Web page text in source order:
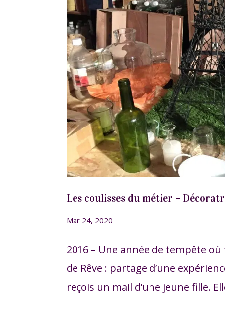
Les coulisses du métier –
Mar 24, 2020
2016 – Une année de tempête
de Rêve : partage d’une
reçois un mail d’une jeune fille.